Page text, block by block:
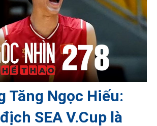
Tăng Ngọc Hiếu:
SEA V.Cup là